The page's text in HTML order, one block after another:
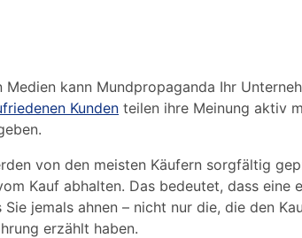
Medien kann Mundpropaganda Ihr
Kunden teilen ihre Meinung aktiv
von den meisten Käufern sorgfältig
Kauf abhalten. Das bedeutet, dass eine
Sie jemals ahnen – nicht nur die, die den
erzählt haben.